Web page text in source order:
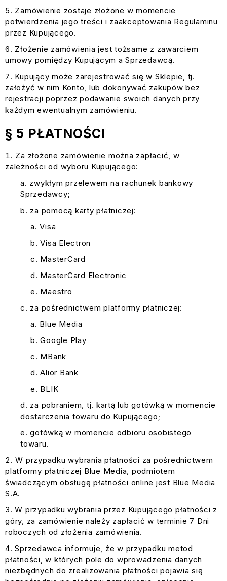
Zamówienie zostaje złożone w momencie
potwierdzenia jego treści i zaakceptowania Regulaminu
przez Kupującego.
Złożenie zamówienia jest tożsame z zawarciem
umowy pomiędzy Kupującym a Sprzedawcą.
Kupujący może zarejestrować się w Sklepie, tj.
założyć w nim Konto, lub dokonywać zakupów bez
rejestracji poprzez podawanie swoich danych przy
każdym ewentualnym zamówieniu.
§ 5 PŁATNOŚCI
Za złożone zamówienie można zapłacić, w
zależności od wyboru Kupującego:
zwykłym przelewem na rachunek bankowy
Sprzedawcy;
za pomocą karty płatniczej:
Visa
Visa Electron
MasterCard
MasterCard Electronic
Maestro
za pośrednictwem platformy płatniczej:
Blue Media
Google Play
MBank
Alior Bank
BLIK
za pobraniem, tj. kartą lub gotówką w momencie
dostarczenia towaru do Kupującego;
gotówką w momencie odbioru osobistego
towaru.
W przypadku wybrania płatności za pośrednictwem
platformy płatniczej Blue Media, podmiotem
świadczącym obsługę płatności online jest Blue Media
S.A.
W przypadku wybrania przez Kupującego płatności z
góry, za zamówienie należy zapłacić w terminie 7 Dni
roboczych od złożenia zamówienia.
Sprzedawca informuje, że w przypadku metod
płatności, w których pole do wprowadzenia danych
niezbędnych do zrealizowania płatności pojawia się